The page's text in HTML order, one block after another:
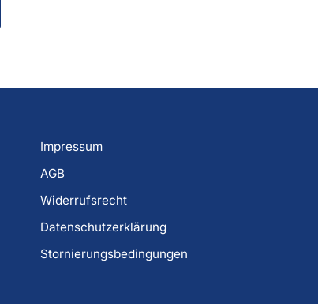
Impressum
AGB
Widerrufsrecht
Datenschutzerklärung
Stornierungsbedingungen